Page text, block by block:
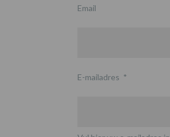
Email
E-mailadres *